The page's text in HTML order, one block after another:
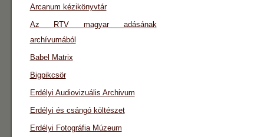
Arcanum kézikönyvtár
Az RTV magyar adásának
archívumából
Babel Matrix
Bigpikcsör
Erdélyi Audiovizuális Archivum
Erdélyi és csángó költészet
Erdélyi Fotográfia Múzeum